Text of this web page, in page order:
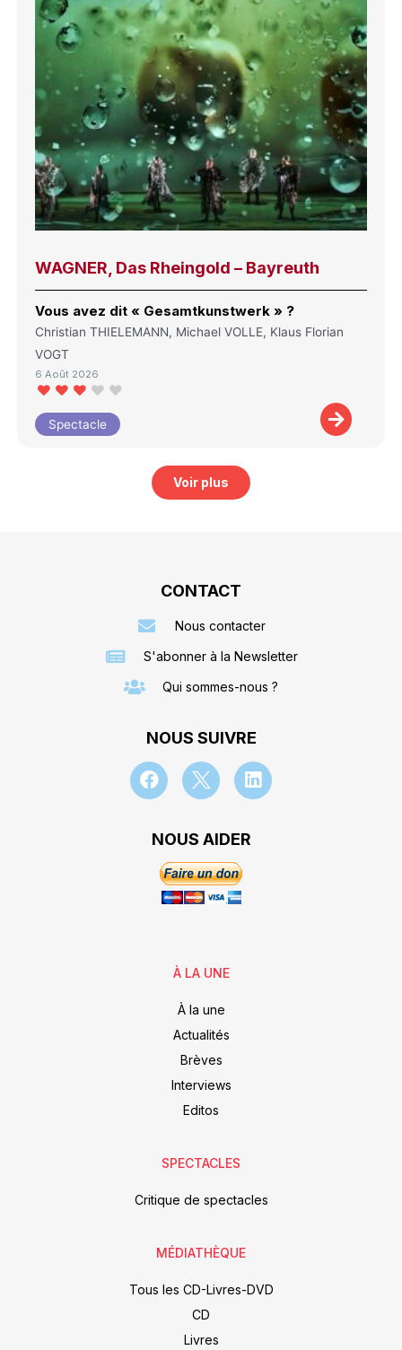
WAGNER, Das Rheingold – Bayreuth
Vous avez dit « Gesamtkunstwerk » ?
Christian THIELEMANN, Michael VOLLE, Klaus Florian
VOGT
6 Août 2026
Spectacle
Voir plus
CONTACT
Nous contacter
S'abonner à la Newsletter
Qui sommes-nous ?
NOUS SUIVRE
NOUS AIDER
À LA UNE
À la une
Actualités
Brèves
Interviews
Editos
SPECTACLES
Critique de spectacles
MÉDIATHÈQUE
Tous les CD-Livres-DVD
CD
Livres